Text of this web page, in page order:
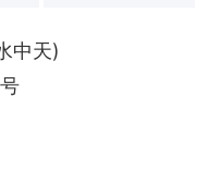
+
中天)